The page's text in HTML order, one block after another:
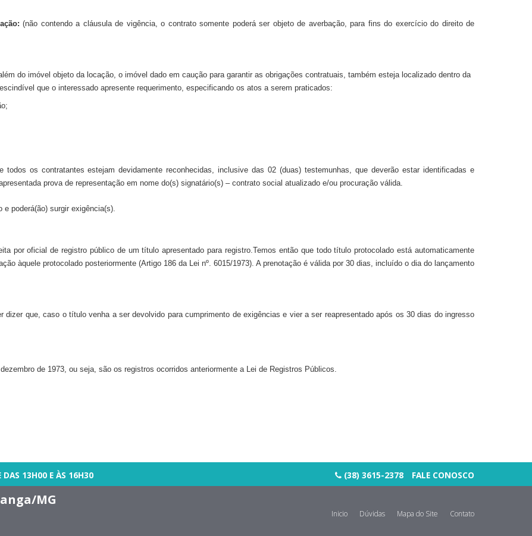
: (não contendo a cláusula de vigência, o contrato somente poderá ser objeto de averbação, para fins do exercício do direito de
do imóvel objeto da locação, o imóvel dado em caução para garantir as obrigações contratuais, também esteja localizado dentro da
que o interessado apresente requerimento, especificando os atos a serem praticados:
os contratantes estejam devidamente reconhecidas, inclusive das 02 (duas) testemunhas, que deverão estar identificadas e
prova de representação em nome do(s) signatário(s) – contrato social atualizado e/ou procuração válida.
e poderá(ão) surgir exigência(s).
por oficial de registro público de um título apresentado para registro.Temos então que todo título protocolado está automaticamente
àquele protocolado posteriormente (Artigo 186 da Lei nº. 6015/1973). A prenotação é válida por 30 dias, incluído o dia do lançamento
dizer que, caso o título venha a ser devolvido para cumprimento de exigências e vier a ser reapresentado após os 30 dias do ingresso
de 1973, ou seja, são os registros ocorridos anteriormente a Lei de Registros Públicos.
DAS 13H00 E ÀS 16H30 (38) 3615-2378 FALE CONOSCO
MG
Inicio Dúvidas Mapa do Site Contato